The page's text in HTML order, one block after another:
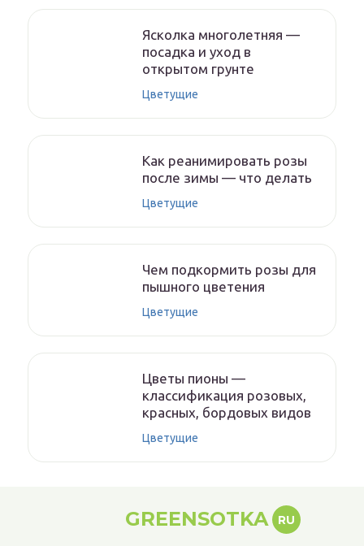
Ясколка многолетняя —
посадка и уход в
открытом грунте
Цветущие
Как реанимировать розы
после зимы — что делать
Цветущие
Чем подкормить розы для
пышного цветения
Цветущие
Цветы пионы —
классификация розовых,
красных, бордовых видов
Цветущие
GREENSOTKA RU